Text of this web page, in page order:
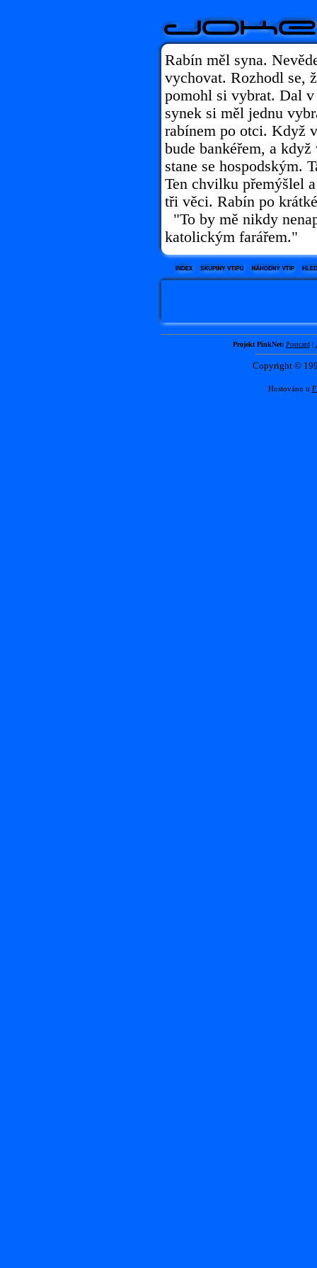
Rabín měl syna.
vychovat. Rozhodl se,
pomohl si vybrat. Dal
synek si měl jednu
rabínem po otci. Když
bude bankéřem, a
stane se hospodským.
Ten chvilku přemýšlel
tři věci. Rabín po
"To by mě nikdy
katolickým farářem."
Projekt PinkNet: Postcard|
Copyright ©
Hostováno u